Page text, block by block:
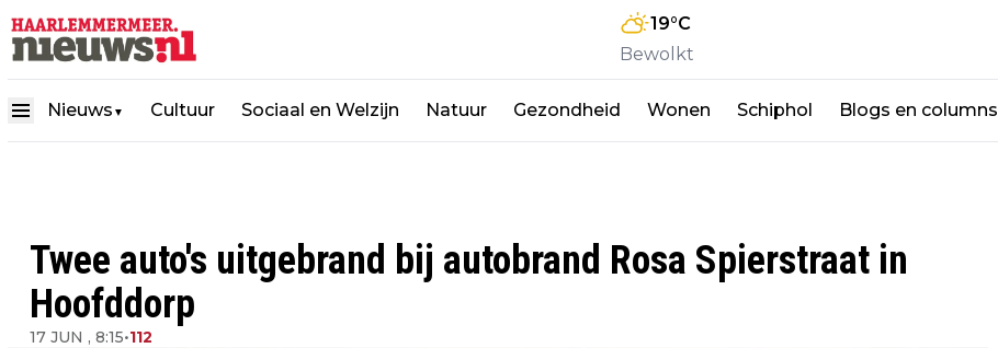
19°C
Bewolkt
Nieuws ▼ Cultuur Sociaal en Welzijn Natuur Gezondheid Wonen Schiphol Blogs en columns
Twee auto's uitgebrand bij autobrand Rosa Spierstraat in
Hoofddorp
17 JUN , 8:15•112